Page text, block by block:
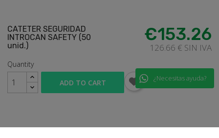
CATETER SEGURIDAD
INTROCAN SAFETY (50
unid.)
€153.26
126.66 € SIN IVA
Quantity
ADD TO CART
loadding...
¿Necesitas ayuda?